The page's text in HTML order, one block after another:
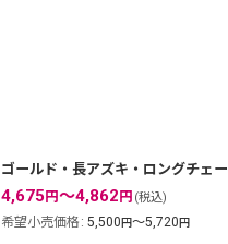
ゴールド・長アズキ・ロングチェ
4,675 円～4,862 円 (税込)
希望小売価格 : 5,500円～5,720円